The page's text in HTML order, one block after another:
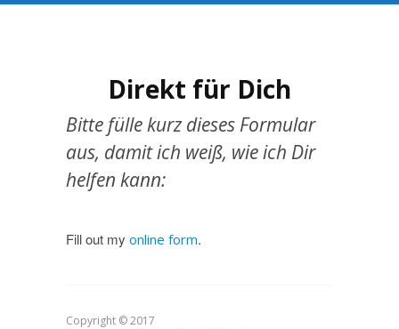
Direkt für Dich
Bitte fülle kurz dieses Formular
aus, damit ich weiß, wie ich Dir
helfen kann:
Fill out my online form.
Copyright © 2017